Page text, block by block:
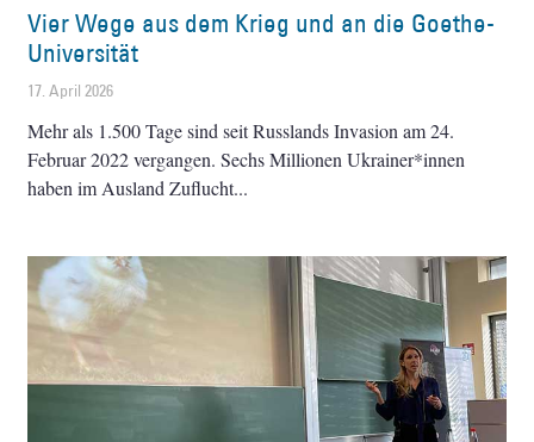
Vier Wege aus dem Krieg und an die Goethe-
Universität
17. April 2026
Mehr als 1.500 Tage sind seit Russlands Invasion am 24.
Februar 2022 vergangen. Sechs Millionen Ukrainer*innen
haben im Ausland Zuflucht